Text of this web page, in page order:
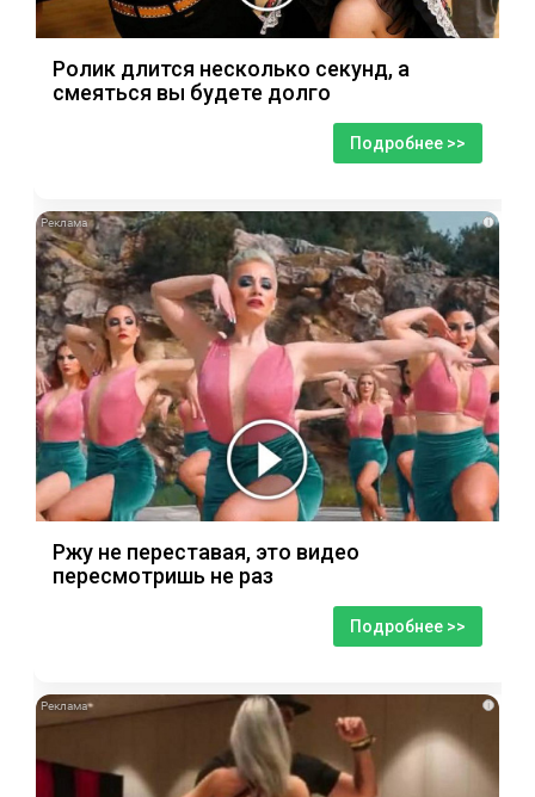
Ролик длится несколько секунд, а
смеяться вы будете долго
Подробнее >>
i
Ржу не переставая, это видео
пересмотришь не раз
Подробнее >>
i